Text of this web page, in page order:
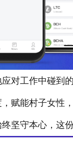
对工作中碰到
赋能村子女性
坚守本心，这